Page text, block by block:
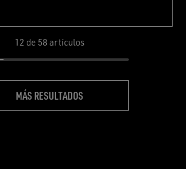
12 de 58 artículos
MÁS RESULTADOS